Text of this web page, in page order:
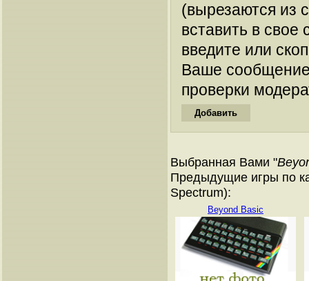
(вырезаются из
вставить в
введите или
Ваше
проверки
Выбранная Вами "
Предыдущие игры по
Spectrum):
Beyond Basic